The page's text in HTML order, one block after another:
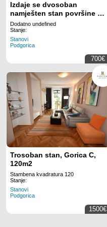
Izdaje se dvosoban
namješten stan površine 73
m+parking!
Dodatno undefined
Stanje:
Stanovi
Podgorica
700€
Trosoban stan, Gorica C,
120m2
Stambena kvadratura 120
Stanje:
Stanovi
Podgorica
1500€